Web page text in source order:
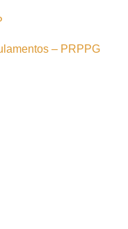
– PRPPG